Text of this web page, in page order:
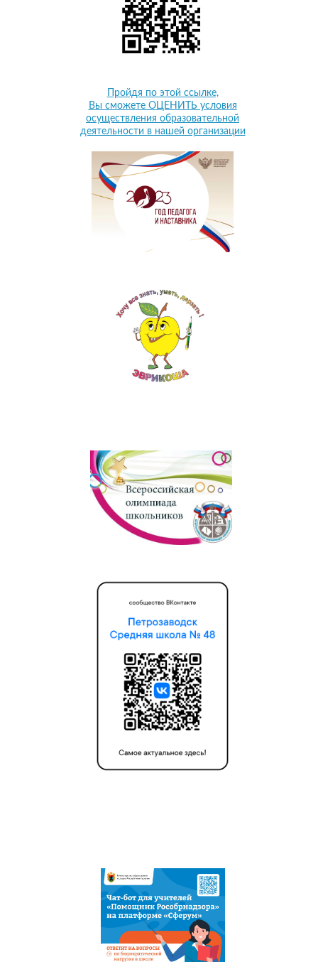
Пройдя по этой ссылке,
Вы сможете ОЦЕНИТЬ условия
осуществления образовательной
деятельности в нашей организации